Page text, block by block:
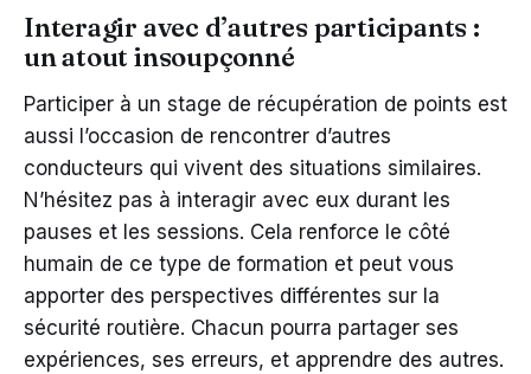
Interagir avec d’autres participants :
un atout insoupçonné
Participer à un stage de récupération de points est
aussi l’occasion de rencontrer d’autres
conducteurs qui vivent des situations similaires.
N’hésitez pas à interagir avec eux durant les
pauses et les sessions. Cela renforce le côté
humain de ce type de formation et peut vous
apporter des perspectives différentes sur la
sécurité routière. Chacun pourra partager ses
expériences, ses erreurs, et apprendre des autres.